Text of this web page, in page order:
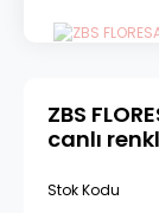
ZBS
canlı
Stok Kodu